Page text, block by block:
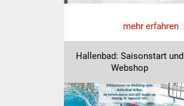
mehr erfahren
Hallenbad: Saisonstart und
Webshop